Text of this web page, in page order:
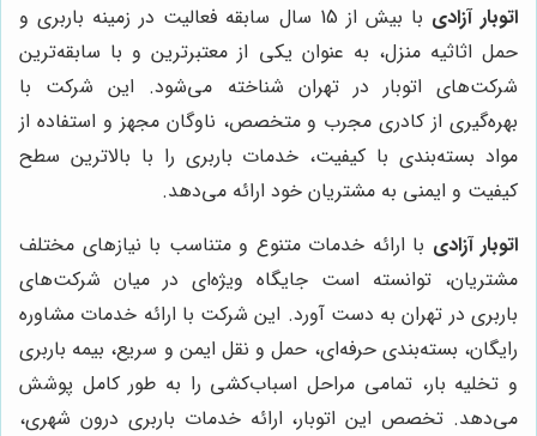
اتوبار آزادی
با بیش از 15 سال سابقه فعالیت در زمینه باربری و
حمل اثاثیه منزل، به عنوان یکی از معتبرترین و با سابقه‌ترین
شرکت‌های اتوبار در تهران شناخته می‌شود. این شرکت با
بهره‌گیری از کادری مجرب و متخصص، ناوگان مجهز و استفاده از
مواد بسته‌بندی با کیفیت، خدمات باربری را با بالاترین سطح
کیفیت و ایمنی به مشتریان خود ارائه می‌دهد.
اتوبار آزادی با ارائه خدمات متنوع و متناسب با نیازهای مختلف
مشتریان، توانسته است جایگاه ویژه‌ای در میان شرکت‌های
باربری در تهران به دست آورد. این شرکت با ارائه خدمات مشاوره
رایگان، بسته‌بندی حرفه‌ای، حمل و نقل ایمن و سریع، بیمه باربری
و تخلیه بار، تمامی مراحل اسباب‌کشی را به طور کامل پوشش
می‌دهد. تخصص این اتوبار، ارائه خدمات باربری درون شهری،